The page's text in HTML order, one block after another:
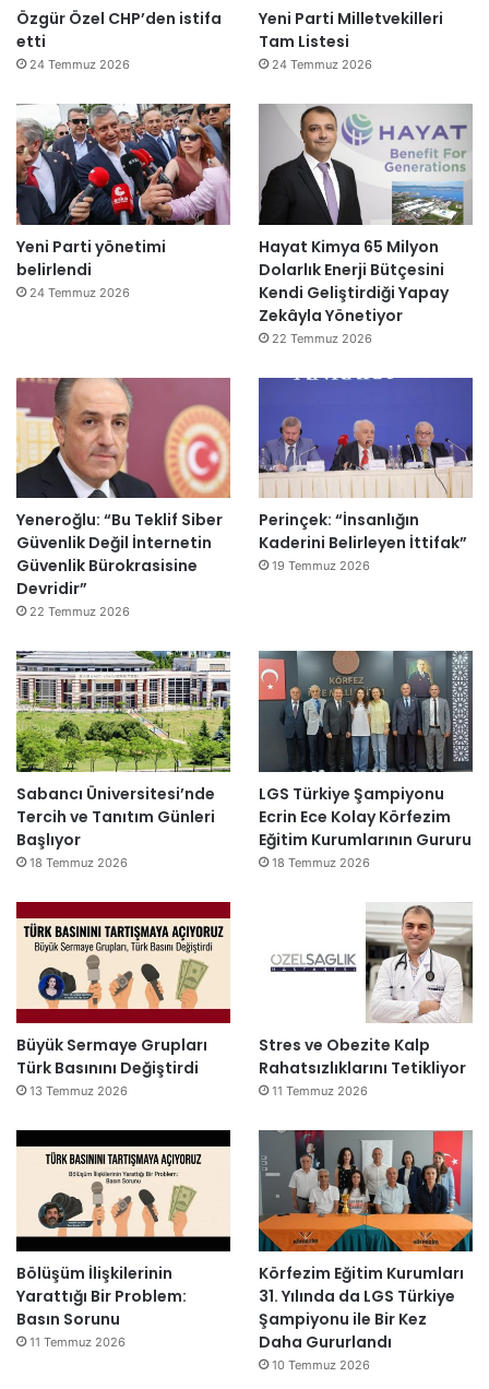
Özgür Özel CHP’den istifa
etti
24 Temmuz 2026
Yeni Parti Milletvekilleri
Tam Listesi
24 Temmuz 2026
Yeni Parti yönetimi
belirlendi
24 Temmuz 2026
Hayat Kimya 65 Milyon
Dolarlık Enerji Bütçesini
Kendi Geliştirdiği Yapay
Zekâyla Yönetiyor
22 Temmuz 2026
Yeneroğlu: “Bu Teklif Siber
Güvenlik Değil İnternetin
Güvenlik Bürokrasisine
Devridir”
22 Temmuz 2026
Perinçek: “İnsanlığın
Kaderini Belirleyen İttifak”
19 Temmuz 2026
Sabancı Üniversitesi’nde
Tercih ve Tanıtım Günleri
Başlıyor
18 Temmuz 2026
LGS Türkiye Şampiyonu
Ecrin Ece Kolay Körfezim
Eğitim Kurumlarının Gururu
18 Temmuz 2026
Büyük Sermaye Grupları
Türk Basınını Değiştirdi
13 Temmuz 2026
Stres ve Obezite Kalp
Rahatsızlıklarını Tetikliyor
11 Temmuz 2026
Bölüşüm İlişkilerinin
Yarattığı Bir Problem:
Basın Sorunu
11 Temmuz 2026
Körfezim Eğitim Kurumları
31. Yılında da LGS Türkiye
Şampiyonu ile Bir Kez
Daha Gururlandı
10 Temmuz 2026